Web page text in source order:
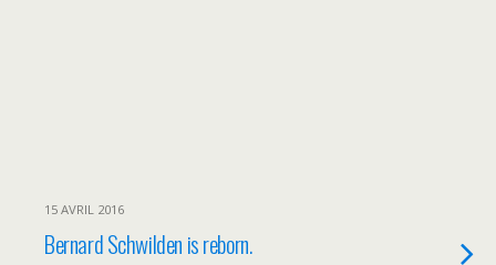
15 AVRIL 2016
Bernard Schwilden is reborn.